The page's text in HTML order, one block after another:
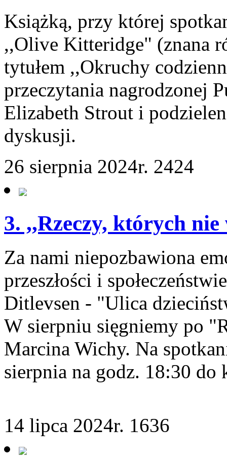
Książką, przy której
,,Olive Kitteridge" (znana
tytułem ,,Okruchy
przeczytania nagrodzonej
Elizabeth Strout i
dyskusji.
26 sierpnia 2024r. 2424
3. ,,Rzeczy, których
Za nami niepozbawiona
przeszłości i
Ditlevsen - "Ulica
W sierpniu sięgniemy po
Marcina Wichy. Na
sierpnia na godz. 18:30 do
14 lipca 2024r. 1636